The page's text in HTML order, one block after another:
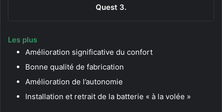
Quest 3.
Les plus
Amélioration significative du confort
Bonne qualité de fabrication
Amélioration de l’autonomie
Installation et retrait de la batterie « à la volée »